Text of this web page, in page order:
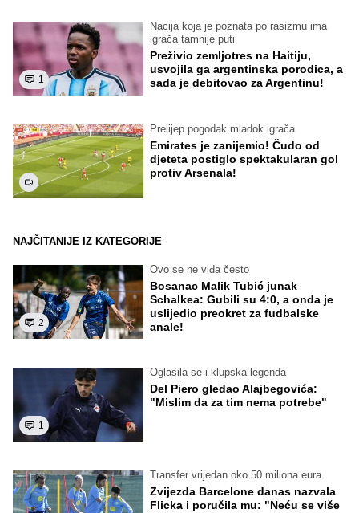
1
Nacija koja je poznata po rasizmu ima
igrača tamnije puti
Preživio zemljotres na Haitiju,
usvojila ga argentinska porodica, a
sada je debitovao za Argentinu!
Prelijep pogodak mladok igrača
Emirates je zanijemio! Čudo od
djeteta postiglo spektakularan gol
protiv Arsenala!
NAJČITANIJE IZ KATEGORIJE
2
Ovo se ne viđa često
Bosanac Malik Tubić junak
Schalkea: Gubili su 4:0, a onda je
uslijedio preokret za fudbalske
anale!
1
Oglasila se i klupska legenda
Del Piero gledao Alajbegovića:
"Mislim da za tim nema potrebe"
Transfer vrijedan oko 50 miliona eura
Zvijezda Barcelone danas nazvala
Flicka i poručila mu: "Neću se više